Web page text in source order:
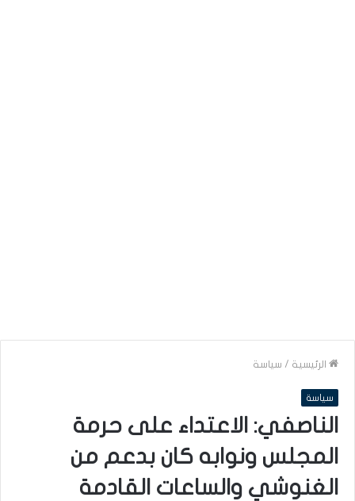
الرئيسية / سياسة
سياسة
الناصفي: الاعتداء على حرمة
المجلس ونوابه كان بدعم من
الغنوشي والساعات القادمة